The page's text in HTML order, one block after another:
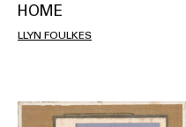
HOME
LLYN FOULKES